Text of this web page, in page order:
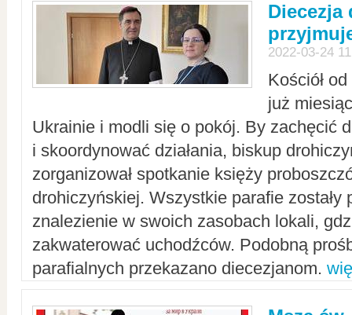
Diecezja
2022-03-24
Kościół
już
Ukrainie i modli się o pokój. By zachęcić
i skoordynować działania, biskup
zorganizował spotkanie księży
drohiczyńskiej. Wszystkie parafie zostały
znalezienie w swoich zasobach lokali,
zakwaterować uchodźców. Podobną
parafialnych przekazano diecezjanom.